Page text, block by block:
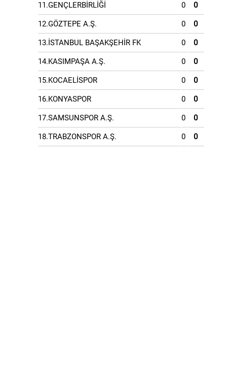
11.GENÇLERBİRLİĞİ 0 0
12.GÖZTEPE A.Ş. 0 0
13.İSTANBUL BAŞAKŞEHİR FK 0 0
14.KASIMPAŞA A.Ş. 0 0
15.KOCAELİSPOR 0 0
16.KONYASPOR 0 0
17.SAMSUNSPOR A.Ş. 0 0
18.TRABZONSPOR A.Ş. 0 0